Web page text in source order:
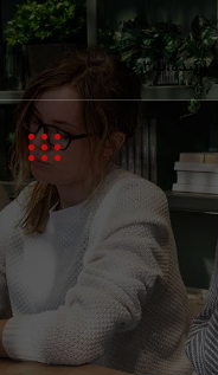
02191070140